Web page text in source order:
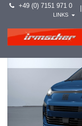
+49 (0) 7151 971 0
LINKS